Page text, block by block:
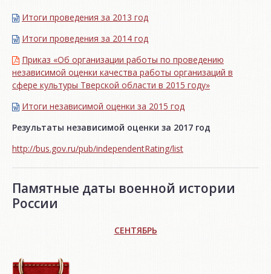
Итоги проведения за 2013 год
Итоги проведения за 2014 год
Приказ «Об организации работы по проведению
независимой оценки качества работы организаций в
сфере культуры Тверской области в 2015 году»
Итоги независимой oценки за 2015 год
Результаты независимой оценки за 2017 год
http://bus.gov.ru/pub/independentRating/list
Памятные даты военной истории
России
СЕНТЯБРЬ